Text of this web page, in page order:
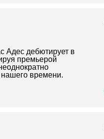
Адес дебютирует в
премьерой
времени.